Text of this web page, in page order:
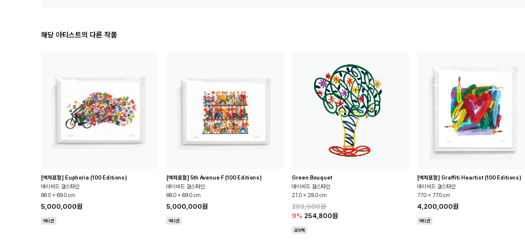
해당 아티스트의 다른 작품
[액자포함] Euphoria (100 Editions)
데이비드 걸스타인
88.0 x 69.0 cm
5,000,000원
에디션
[액자포함] 5th Avenue F (100 Editions)
데이비드 걸스타인
88.0 x 69.0 cm
5,000,000원
에디션
Green Bouquet
데이비드 걸스타인
21.0 x 28.0 cm
280,000원
9% 254,800원
오브제
[액자포함] Graffiti Heartist (100 Editions)
데이비드 걸스타인
77.0 x 77.0 cm
4,200,000원
에디션